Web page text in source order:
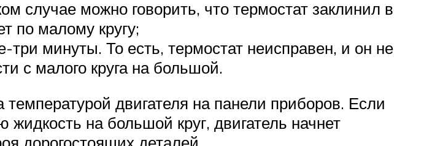
случае можно говорить, что термостат заклинил в
по малому кругу;
три минуты. То есть, термостат неисправен, и он не
с малого круга на большой.
двигателя на панели приборов. Если
на большой круг, двигатель начнет
дорогостоящих деталей